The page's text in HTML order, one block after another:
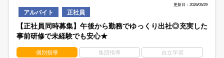
更新日：2026/05/29
アルバイト 正社員
【正社員同時募集】午後から勤務でゆっくり出社◎充実した
事前研修で未経験でも安心★
個別指導 集団指導 自立学習